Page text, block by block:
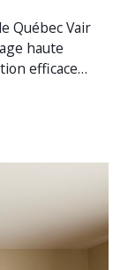
Québec Vair
haute
efficace